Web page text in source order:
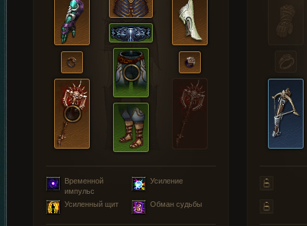
Временной
импульс
Усиление
Усиленный щит Обман судьбы